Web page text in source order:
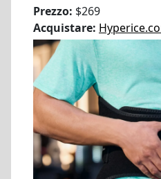
Prezzo: $269
Acquistare: